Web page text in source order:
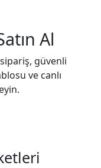
Al
güvenli
ve canlı